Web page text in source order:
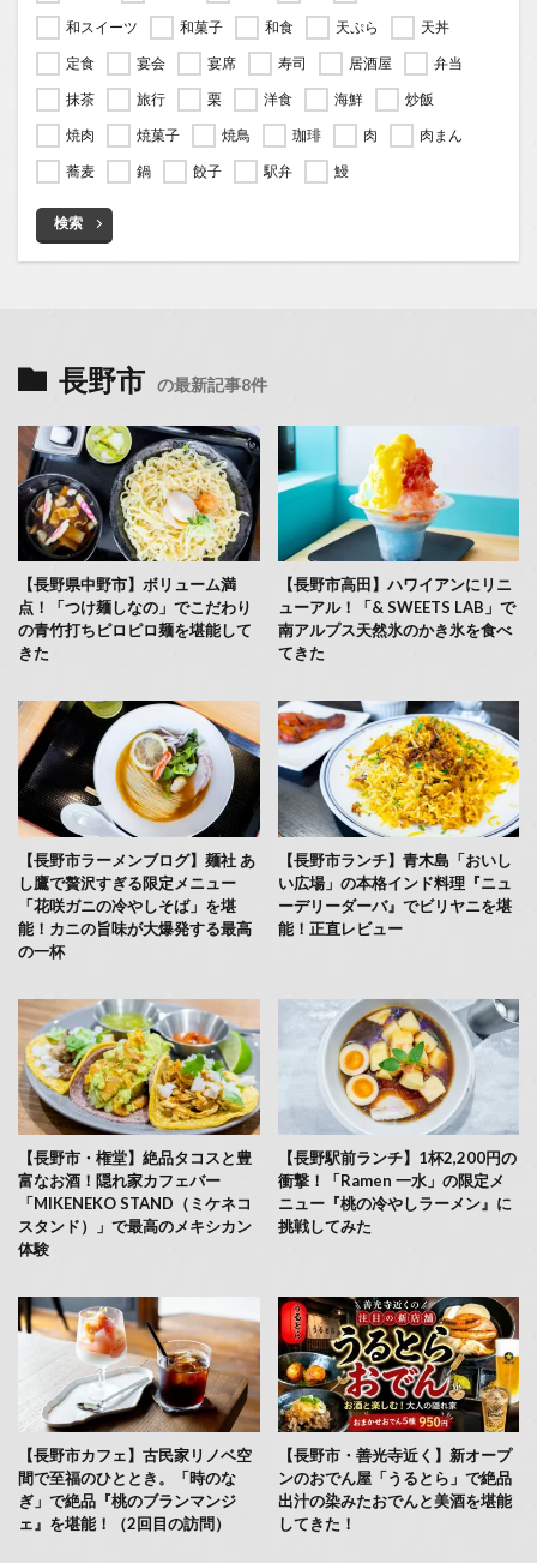
和スイーツ
和菓子 和食 天ぷら
天丼
定食
宴会 宴席 寿司 居酒屋
弁当
抹茶
旅行 栗 洋食 海鮮
炒飯
焼肉
焼菓子 焼鳥 珈琲 肉
肉まん
蕎麦
鍋 餃子 駅弁 鰻
検索
長野市 の最新記事8件
【長野県中野市】ボリューム満
点！「つけ麺しなの」でこだわり
の青竹打ちピロピロ麺を堪能して
きた
【長野市高田】ハワイアンにリニ
ューアル！「& SWEETS LAB」で
南アルプス天然氷のかき氷を食べ
てきた
【長野市ラーメンブログ】麺社 あ
し鷹で贅沢すぎる限定メニュー
「花咲ガニの冷やしそば」を堪
能！カニの旨味が大爆発する最高
の一杯
【長野市ランチ】青木島「おいし
い広場」の本格インド料理『ニュ
ーデリーダーバ』でビリヤニを堪
能！正直レビュー
【長野市・権堂】絶品タコスと豊
富なお酒！隠れ家カフェバー
「MIKENEKO STAND（ミケネコ
スタンド）」で最高のメキシカン
体験
【長野駅前ランチ】1杯2,200円の
衝撃！「Ramen 一水」の限定メ
ニュー『桃の冷やしラーメン』に
挑戦してみた
【長野市カフェ】古民家リノベ空
間で至福のひととき。「時のな
ぎ」で絶品『桃のブランマンジ
ェ』を堪能！（2回目の訪問）
【長野市・善光寺近く】新オープ
ンのおでん屋「うるとら」で絶品
出汁の染みたおでんと美酒を堪能
してきた！